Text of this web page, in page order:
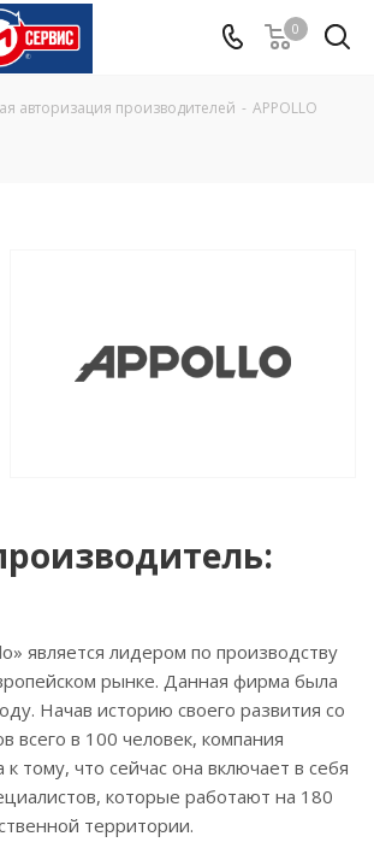
0
авторизация производителей - APPOLLO
является лидером по производству
рынке. Данная фирма была
Начав историю своего развития со
всего в 100 человек, компания
тому, что сейчас она включает в себя
которые работают на 180
территории.